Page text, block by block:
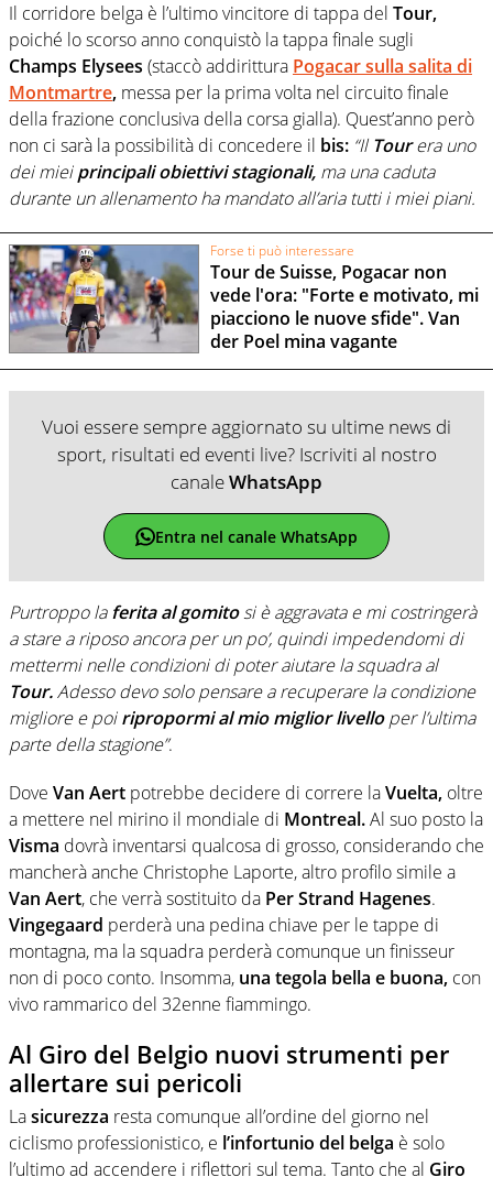
Il corridore belga è l’ultimo vincitore di tappa del Tour,
poiché lo scorso anno conquistò la tappa finale sugli
Champs Elysees (staccò addirittura Pogacar sulla salita di
Montmartre, messa per la prima volta nel circuito finale
della frazione conclusiva della corsa gialla). Quest’anno però
non ci sarà la possibilità di concedere il bis: “Il Tourera uno
dei mieiprincipali obiettivi stagionali, ma una caduta
durante un allenamento ha mandato all’aria tutti i miei piani.
Forse ti può interessare
Tour de Suisse, Pogacar non
vede l'ora: "Forte e motivato, mi
piacciono le nuove sfide". Van
der Poel mina vagante
Vuoi essere sempre aggiornato su ultime news di
sport, risultati ed eventi live? Iscriviti al nostro
canaleWhatsApp
Entra nel canale WhatsApp
Purtroppo laferita al gomitosi è aggravata e mi costringerà
a stare a riposo ancora per un po’, quindi impedendomi di
mettermi nelle condizioni di poter aiutare la squadra al
Tour.Adesso devo solo pensare a recuperare la condizione
migliore e poiripropormi al mio miglior livelloper l’ultima
parte della stagione”.
Dove Van Aert potrebbe decidere di correre laVuelta, oltre
a mettere nel mirino il mondiale di Montreal.Al suo posto la
Visma dovrà inventarsi qualcosa di grosso, considerando che
mancherà anche Christophe Laporte, altro profilo simile a
Van Aert, che verrà sostituito da Per Strand Hagenes.
Vingegaard perderà una pedina chiave per le tappe di
montagna, ma la squadra perderà comunque un finisseur
non di poco conto. Insomma, una tegola bella e buona, con
vivo rammarico del 32enne fiammingo.
Al Giro del Belgio nuovi strumenti per
allertare sui pericoli
Lasicurezza resta comunque all’ordine del giorno nel
ciclismo professionistico, e l’infortunio del belga è solo
l’ultimo ad accendere i riflettori sul tema. Tanto che al Giro